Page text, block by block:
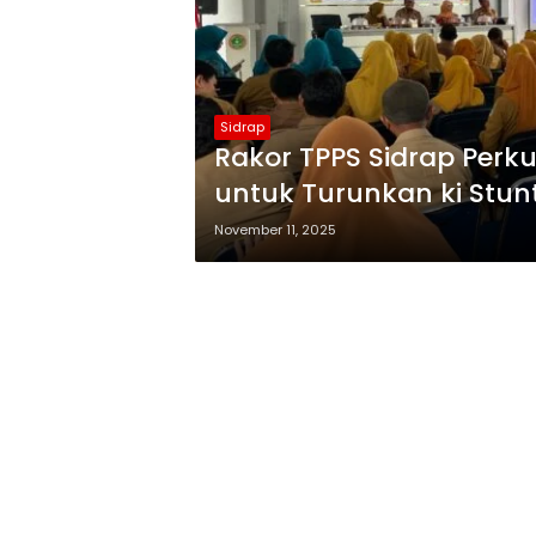
Sidrap
Rakor TPPS Sidrap
untuk Turunkan ki
November 11, 2025